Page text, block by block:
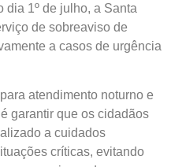
dia 1º de julho, a Santa
de sobreaviso de
a casos de urgência
atendimento noturno e
garantir que os cidadãos
a cuidados
críticas, evitando